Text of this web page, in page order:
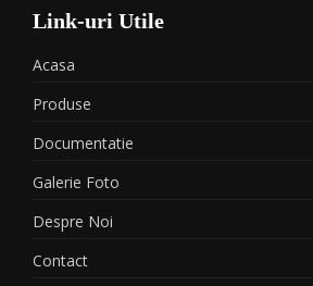
Link-uri Utile
Acasa
Produse
Documentatie
Galerie Foto
Despre Noi
Contact